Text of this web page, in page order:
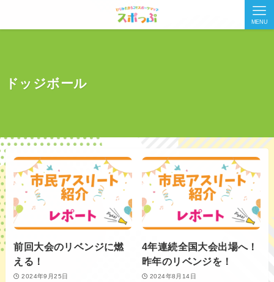
MENU
ドッジボール
前回大会のリベンジに燃
える！
2024年9月25日
4年連続全国大会出場へ！
昨年のリベンジを！
2024年8月14日